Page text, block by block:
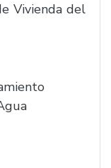
Vivienda del